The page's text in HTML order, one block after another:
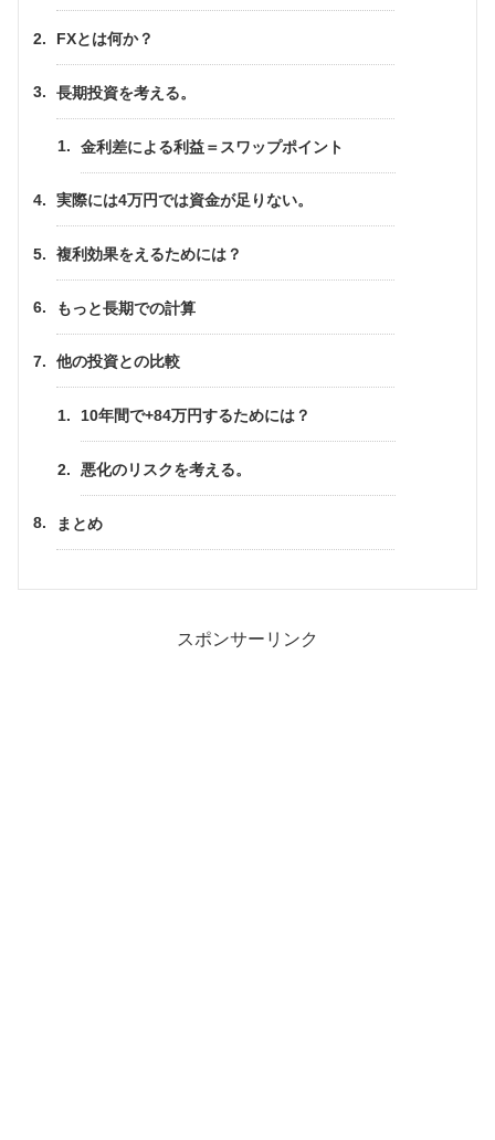
FXとは何か？
長期投資を考える。
金利差による利益＝スワップポイント
実際には4万円では資金が足りない。
複利効果をえるためには？
もっと長期での計算
他の投資との比較
10年間で+84万円するためには？
悪化のリスクを考える。
まとめ
スポンサーリンク